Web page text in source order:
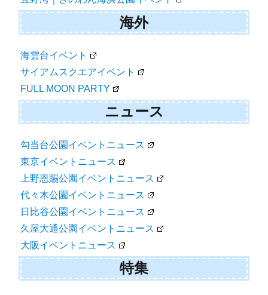
海外
海雲台イベント
サイアムスクエアイベント
FULL MOON PARTY
ニュース
勾当台公園イベントニュース
東京イベントニュース
上野恩賜公園イベントニュース
代々木公園イベントニュース
日比谷公園イベントニュース
久屋大通公園イベントニュース
大阪イベントニュース
特集